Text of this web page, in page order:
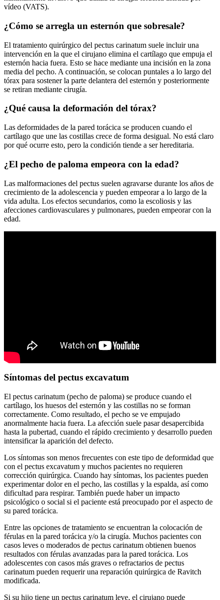
vídeo (VATS).
¿Cómo se arregla un esternón que sobresale?
El tratamiento quirúrgico del pectus carinatum suele incluir una
intervención en la que el cirujano elimina el cartílago que empuja el
esternón hacia fuera. Esto se hace mediante una incisión en la zona
media del pecho. A continuación, se colocan puntales a lo largo del
tórax para sostener la parte delantera del esternón y posteriormente
se retiran mediante cirugía.
¿Qué causa la deformación del tórax?
Las deformidades de la pared torácica se producen cuando el
cartílago que une las costillas crece de forma desigual. No está claro
por qué ocurre esto, pero la condición tiende a ser hereditaria.
¿El pecho de paloma empeora con la edad?
Las malformaciones del pectus suelen agravarse durante los años de
crecimiento de la adolescencia y pueden empeorar a lo largo de la
vida adulta. Los efectos secundarios, como la escoliosis y las
afecciones cardiovasculares y pulmonares, pueden empeorar con la
edad.
Síntomas del pectus excavatum
El pectus carinatum (pecho de paloma) se produce cuando el
cartílago, los huesos del esternón y las costillas no se forman
correctamente. Como resultado, el pecho se ve empujado
anormalmente hacia fuera. La afección suele pasar desapercibida
hasta la pubertad, cuando el rápido crecimiento y desarrollo pueden
intensificar la aparición del defecto.
Los síntomas son menos frecuentes con este tipo de deformidad que
con el pectus excavatum y muchos pacientes no requieren
corrección quirúrgica. Cuando hay síntomas, los pacientes pueden
experimentar dolor en el pecho, las costillas y la espalda, así como
dificultad para respirar. También puede haber un impacto
psicológico o social si el paciente está preocupado por el aspecto de
su pared torácica.
Entre las opciones de tratamiento se encuentran la colocación de
férulas en la pared torácica y/o la cirugía. Muchos pacientes con
casos leves o moderados de pectus carinatum obtienen buenos
resultados con férulas avanzadas para la pared torácica. Los
adolescentes con casos más graves o refractarios de pectus
carinatum pueden requerir una reparación quirúrgica de Ravitch
modificada.
Si su hijo tiene un pectus carinatum leve, el cirujano puede